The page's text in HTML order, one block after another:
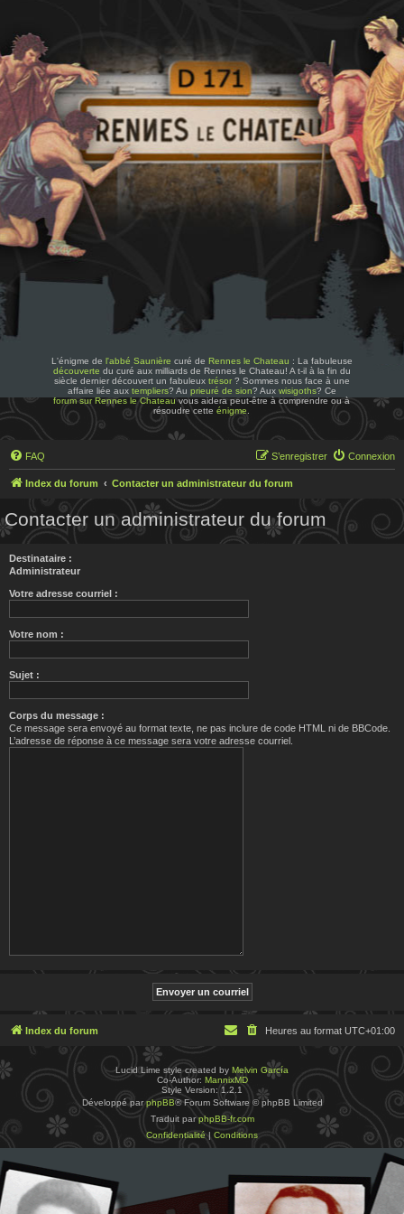
L'énigme de l'abbé Saunière curé de Rennes le Chateau : La fabuleuse
découverte du curé aux milliards de Rennes le Chateau! A t-il à la fin du
siècle dernier découvert un fabuleux trésor? Sommes nous face à une
affaire liée aux templiers? Au prieuré de sion? Aux wisigoths? Ce
forum sur Rennes le Chateauvous aidera peut-être à comprendre ou à
résoudre cetteénigme
FAQ Connexion
S’enregistrer
Index du forum Contacter un administrateur du forum
Contacter un administrateur du forum
Destinataire :
Administrateur
Votre adresse courriel :
Votre nom :
Sujet :
Corps du message :
Ce message sera envoyé au format texte, ne pas inclure de code HTML ni de BBCode.
L’adresse de réponse à ce message sera votre adresse courriel.
Index du forum Heures au format UTC+01:00
Lucid Lime style created by Melvin García
Co-Author: MannixMD
Style Version: 1.2.1
Développé parphpBB® Forum Software © phpBB Limited
Traduit parphpBB-fr.com
Confidentialité| Conditions